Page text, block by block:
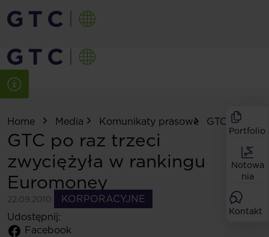
Portfolio
Notowa
nia
Kontakt
Home Media Komunikaty prasowe GTC po raz
GTC po raz trzeci
zwyciężyła w rankingu
Euromoney
22.09.2010
KORPORACYJNE
Udostępnij:
Facebook